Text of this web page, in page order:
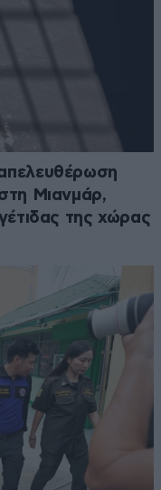
Μιανμάρ,
της χώρας